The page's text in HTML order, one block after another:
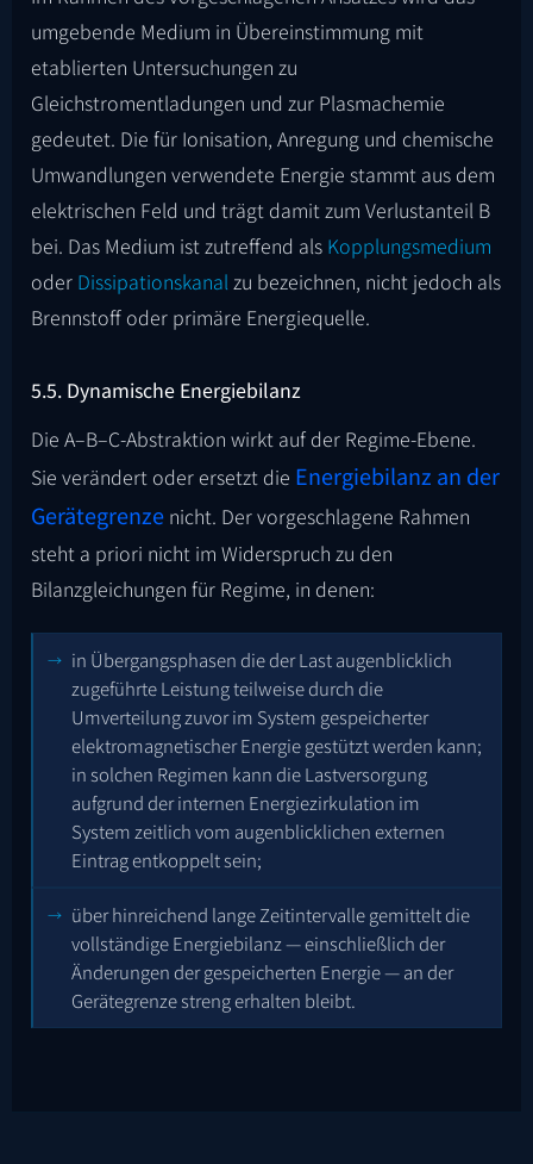
umgebende Medium in Übereinstimmung mit
etablierten Untersuchungen zu
Gleichstromentladungen und zur Plasmachemie
gedeutet. Die für Ionisation, Anregung und chemische
Umwandlungen verwendete Energie stammt aus dem
elektrischen Feld und trägt damit zum Verlustanteil B
bei. Das Medium ist zutreffend als Kopplungsmedium
oder Dissipationskanalzu bezeichnen, nicht jedoch als
Brennstoff oder primäre Energiequelle.
5.5. Dynamische Energiebilanz
Die A–B–C-Abstraktion wirkt auf der Regime-Ebene.
Sie verändert oder ersetzt die Energiebilanz an der
Gerätegrenze nicht. Der vorgeschlagene Rahmen
steht a priori nicht im Widerspruch zu den
Bilanzgleichungen für Regime, in denen:
in Übergangsphasen die der Last augenblicklich
zugeführte Leistung teilweise durch die
Umverteilung zuvor im System gespeicherter
elektromagnetischer Energie gestützt werden kann;
in solchen Regimen kann die Lastversorgung
aufgrund der internen Energiezirkulation im
System zeitlich vom augenblicklichen externen
Eintrag entkoppelt sein;
über hinreichend lange Zeitintervalle gemittelt die
vollständige Energiebilanz — einschließlich der
Änderungen der gespeicherten Energie — an der
Gerätegrenze streng erhalten bleibt.